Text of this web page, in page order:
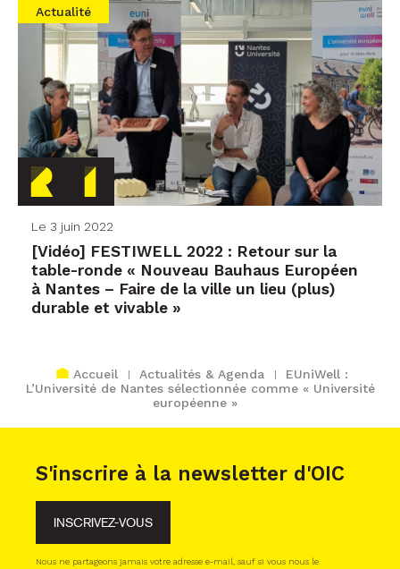
Actualité
Le 3 juin 2022
[Vidéo] FESTIWELL 2022 : Retour sur la
table-ronde « Nouveau Bauhaus Européen
à Nantes – Faire de la ville un lieu (plus)
durable et vivable »
Accueil Actualités & Agenda
EUniWell :
L’Université de Nantes sélectionnée comme « Université
européenne »
S'inscrire à la newsletter d'OIC
INSCRIVEZ-VOUS
Nous ne partageons jamais votre adresse e-mail, sauf si vous nous le